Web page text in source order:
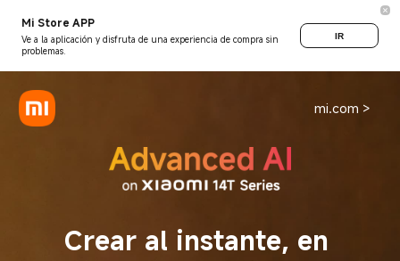
Mi Store APP
Ve a la aplicación y disfruta de una experiencia de compra sin
problemas.
IR
mi.com >
Crear al instante, en